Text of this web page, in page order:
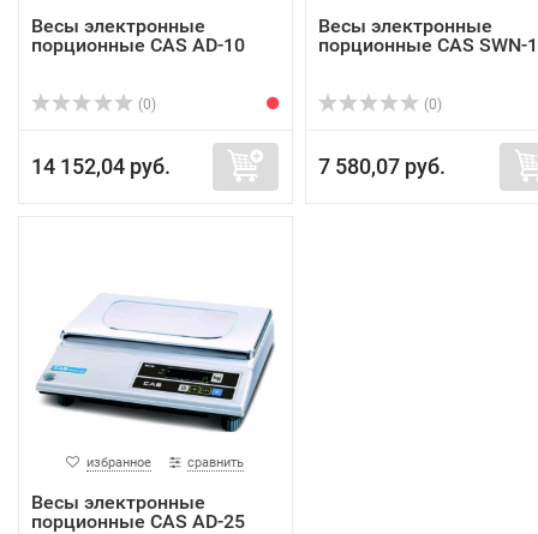
Весы электронные
порционные CAS AD-10
(0)
14 152,04 руб.
Весы электронные
порционные CAS SWN-
(0)
7 580,07 руб.
избранное сравнить
Весы электронные
порционные CAS AD-25